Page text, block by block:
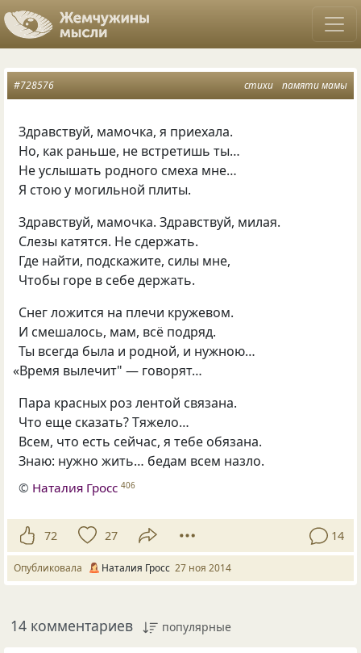
стихи памяти мамы
#728576
Здравствуй, мамочка, я приехала.
Но, как раньше, не встретишь ты…
Не услышать родного смеха мне…
Я стою у могильной плиты.
Здравствуй, мамочка. Здравствуй, милая.
Слезы катятся. Не сдержать.
Где найти, подскажите, силы мне,
Чтобы горе в себе держать.
Снег ложится на плечи кружевом.
И смешалось, мам, всё подряд.
Ты всегда была и родной, и нужною…
«Время вылечит" — говорят…
Пара красных роз лентой связана.
Что еще сказать? Тяжело…
Всем, что есть сейчас, я тебе обязана.
Знаю: нужно жить… бедам всем назло.
© Наталия Гросс 406
72 27 14
Опубликовала Наталия Гросс 27 ноя 2014
14 комментариев популярные